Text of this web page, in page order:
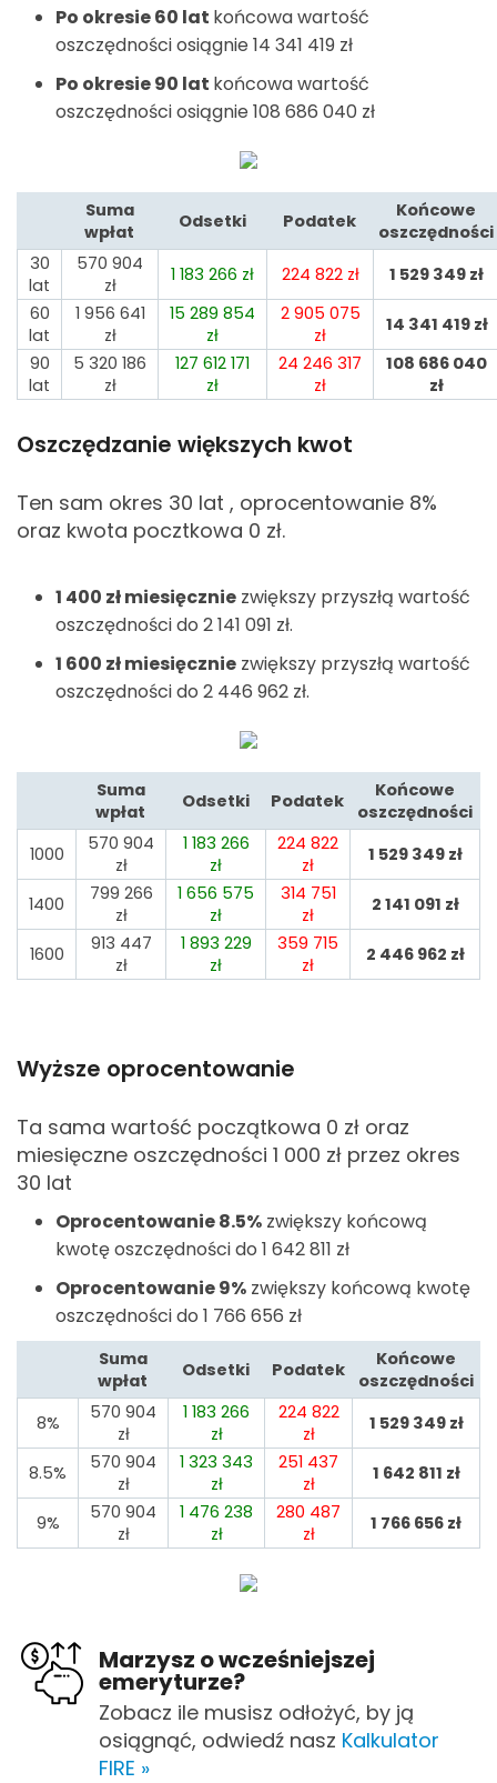
Po okresie 60 lat końcowa wartość
oszczędności osiągnie 14 341 419 zł
Po okresie 90 lat końcowa wartość
oszczędności osiągnie 108 686 040 zł
Suma
wpłat
Odsetki Podatek
Końcowe
oszczędności
30
lat
570 904
zł
1 183 266 zł 224 822zł 1 529 349 zł
60
lat
1 956 641
zł
15 289 854
zł
2 905 075
zł
14 341 419zł
90
lat
5 320 186
zł
127 612 171
zł
24 246 317
zł
108 686 040
zł
Oszczędzanie większych kwot
Ten sam okres 30 lat , oprocentowanie 8%
oraz kwota pocztkowa 0 zł.
1 400 zł miesięcznie zwiększy przyszłą wartość
oszczędności do 2 141 091 zł.
1 600 zł miesięcznie zwiększy przyszłą wartość
oszczędności do 2 446 962 zł.
Suma
wpłat
Odsetki Podatek
Końcowe
oszczędności
1000
570 904
zł
1 183 266
zł
224 822
zł
1 529 349zł
1400
799 266
zł
1 656 575
zł
314 751
zł
2 141 091 zł
1600
913 447
zł
1 893 229
zł
359 715
zł
2 446 962 zł
Wyższe oprocentowanie
Ta sama wartość początkowa 0 zł oraz
miesięczne oszczędności 1 000 zł przez okres
30 lat
Oprocentowanie 8.5% zwiększy końcową
kwotę oszczędności do 1 642 811 zł
Oprocentowanie 9% zwiększy końcową kwotę
oszczędności do 1 766 656 zł
Suma
wpłat
Odsetki Podatek
Końcowe
oszczędności
8%
570 904
zł
1 183 266
zł
224 822
zł
1 529 349zł
8.5%
570 904
zł
1 323 343
zł
251 437
zł
1 642 811 zł
9%
570 904
zł
1 476 238
zł
280 487
zł
1 766 656 zł
Marzysz o wcześniejszej
emeryturze?
Zobacz ile musisz odłożyć, by ją
osiągnąć, odwiedź nasz Kalkulator
FIRE »